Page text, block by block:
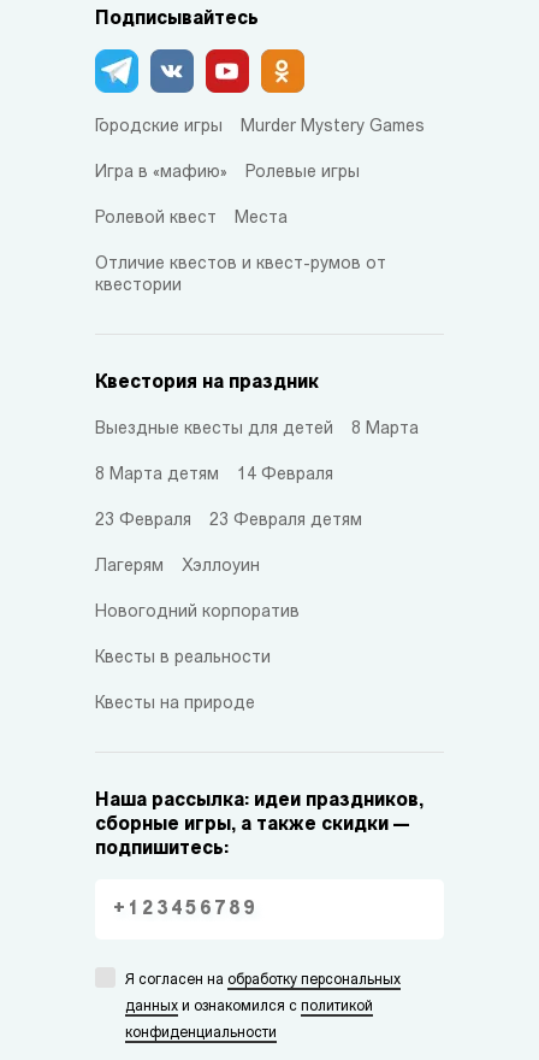
Подписывайтесь
Городские игры Murder Mystery Games
Игра в «мафию» Ролевые игры
Ролевой квест Места
Отличие квестов и квест-румов от
квестории
Квестория на праздник
Выездные квесты для детей 8 Марта
8 Марта детям 14 Февраля
23 Февраля 23 Февраля детям
Лагерям Хэллоуин
Новогодний корпоратив
Квесты в реальности
Квесты на природе
Наша рассылка: идеи праздников,
сборные игры, а также скидки —
подпишитесь:
Я согласен на обработку персональных
данных и ознакомился с политикой
конфиденциальности